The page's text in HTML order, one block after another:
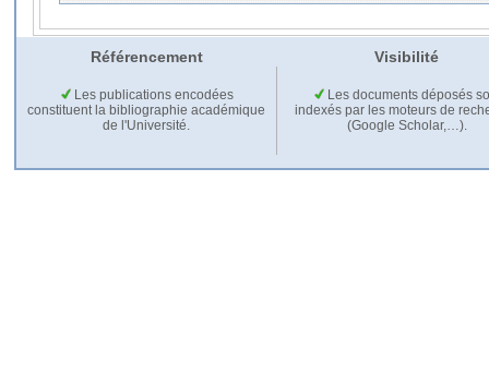
Référencement Visibilité
Les publications encodées
constituent la bibliographie académique
de l'Université.
Les documents déposés
indexés par les moteurs de
(Google Scholar,…).